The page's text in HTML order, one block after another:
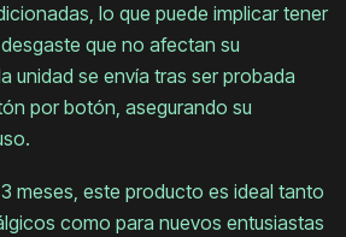
lo que puede implicar tener
que no afectan su
unidad se envía tras ser probada
por botón, asegurando su
meses, este producto es ideal tanto
como para nuevos entusiastas